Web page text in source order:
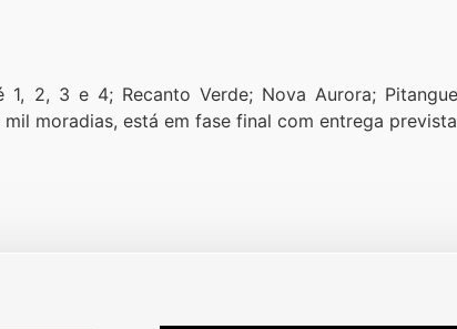
2, 3 e 4; Recanto Verde; Nova Aurora;
moradias, está em fase final com entrega